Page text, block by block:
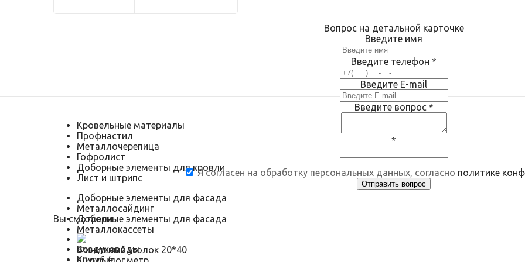
Вопрос на детальной карточке
Введите имя
Введите телефон *
Введите E-mail
Введите вопрос *
*
Я согласен на обработку персональных данных, согласно политике
Вы смотрели
Финишный уголок 20*40
Кровельные материалы
Профнастил
Металлочерепица
Гофролист
Доборные элементы для кровли
Лист и штрипс
Доборные элементы для фасада
Металлосайдинг
Доборные элементы для фасада
Металлокассеты
Воздуховоды
Круглые